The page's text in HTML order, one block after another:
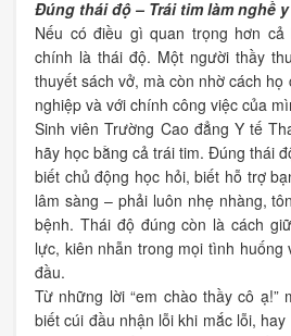
Đúng thái độ – Trái tim làm nghề y
Nếu có điều gì quan trọng hơn
chính là thái độ. Một người thầy
thuyết sách vở, mà còn nhờ cách
nghiệp và với chính công việc của
Sinh viên Trường Cao đẳng Y tế
hãy học bằng cả trái tim. Đúng thái
biết chủ động học hỏi, biết hỗ trợ
lâm sàng – phải luôn nhẹ nhàng,
bệnh. Thái độ đúng còn là cách
lực, kiên nhẫn trong mọi tình huống
đầu.
Từ những lời “em chào thầy cô ạ!”
biết cúi đầu nhận lỗi khi mắc lỗi,